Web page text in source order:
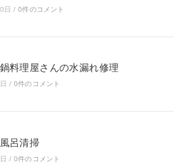
日 / 0件のコメント
料理屋さんの水漏れ修理
/ 0件のコメント
呂清掃
/ 0件のコメント